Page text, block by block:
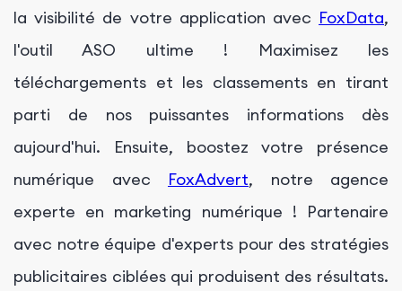
la visibilité de votre application avec FoxData,
l'outil ASO ultime ! Maximisez les
téléchargements et les classements en tirant
parti de nos puissantes informations dès
aujourd'hui. Ensuite, boostez votre présence
numérique avec FoxAdvert, notre agence
experte en marketing numérique ! Partenaire
avec notre équipe d'experts pour des stratégies
publicitaires ciblées qui produisent des résultats.